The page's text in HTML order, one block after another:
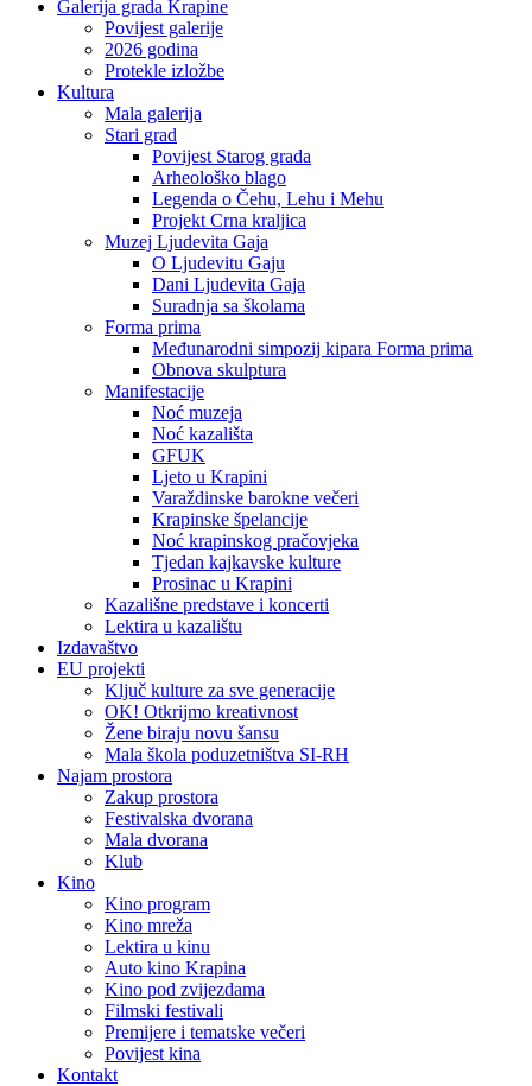
Galerija grada Krapine
Povijest galerije
2026 godina
Protekle izložbe
Kultura
Mala galerija
Stari grad
Povijest Starog grada
Arheološko blago
Legenda o Čehu, Lehu i Mehu
Projekt Crna kraljica
Muzej Ljudevita Gaja
O Ljudevitu Gaju
Dani Ljudevita Gaja
Suradnja sa školama
Forma prima
Međunarodni simpozij kipara Forma prima
Obnova skulptura
Manifestacije
Noć muzeja
Noć kazališta
GFUK
Ljeto u Krapini
Varaždinske barokne večeri
Krapinske špelancije
Noć krapinskog pračovjeka
Tjedan kajkavske kulture
Prosinac u Krapini
Kazališne predstave i koncerti
Lektira u kazalištu
Izdavaštvo
EU projekti
Ključ kulture za sve generacije
OK! Otkrijmo kreativnost
Žene biraju novu šansu
Mala škola poduzetništva SI-RH
Najam prostora
Zakup prostora
Festivalska dvorana
Mala dvorana
Klub
Kino
Kino program
Kino mreža
Lektira u kinu
Auto kino Krapina
Kino pod zvijezdama
Filmski festivali
Premijere i tematske večeri
Povijest kina
Kontakt